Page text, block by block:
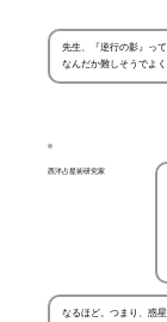
先生、『逆行の影』っ
なんだか難しそうでよく
西洋占星術研究家
なるほど。つまり、惑